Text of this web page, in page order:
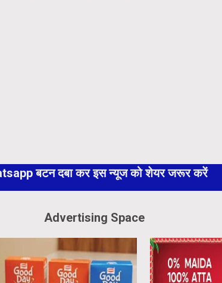
बटन दबा कर इस न्यूज को शेयर जरूर करें
Advertising Space